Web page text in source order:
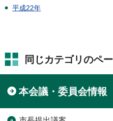
平成22年
同じカテゴリのペ
本会議・委員会情報